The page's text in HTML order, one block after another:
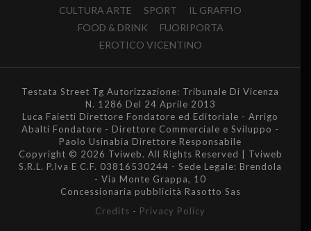
CULTURA ARTE
SPORT
IL GRAFFIO
FOOD & DRINK
FUORIPORTA
EROTICO VICENTINO
Testata Street Tg Autorizzazione: Tribunale Di Vicenza
N. 1286 Del 24 Aprile 2013
Luca Faietti Direttore Fondatore ed Editoriale - Arrigo
Abalti Fondatore - Direttore Commerciale e Sviluppo -
Paolo Usinabia Direttore Responsabile
Copyright © 2026 Tviweb. All Rights Reserved | Tviweb
S.R.L. P.Iva E C.F. 03816530244 - Sede Legale: Brendola
- Via Monte Grappa, 10
Concessionaria pubblicità Rasotto Sas
Credits - Privacy Policy